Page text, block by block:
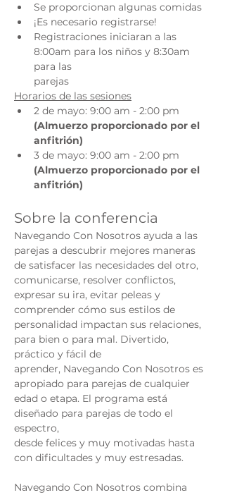
Se proporcionan algunas comidas
¡Es necesario registrarse!
Registraciones iniciaran a las
8:00am para los niños y 8:30am
para las
parejas
Horarios de las sesiones
2 de mayo: 9:00 am - 2:00 pm
(Almuerzo proporcionado por el
anfitrión)
3 de mayo: 9:00 am - 2:00 pm
(Almuerzo proporcionado por el
anfitrión)
Sobre la conferencia
Navegando Con Nosotros ayuda a las
parejas a descubrir mejores maneras
de satisfacer las necesidades del otro,
comunicarse, resolver conflictos,
expresar su ira, evitar peleas y
comprender cómo sus estilos de
personalidad impactan sus relaciones,
para bien o para mal. Divertido,
práctico y fácil de
aprender, Navegando Con Nosotros es
apropiado para parejas de cualquier
edad o etapa. El programa está
diseñado para parejas de todo el
espectro,
desde felices y muy motivadas hasta
con dificultades y muy estresadas.
Navegando Con Nosotros combina